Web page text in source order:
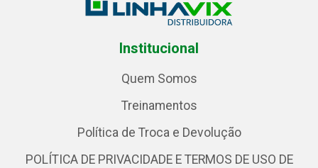
Institucional
Quem Somos
Treinamentos
Política de Troca e Devolução
POLÍTICA DE PRIVACIDADE E TERMOS DE USO DE